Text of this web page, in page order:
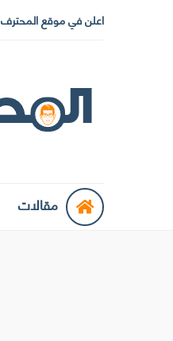
اعلن في موقع المحترف
مقالات